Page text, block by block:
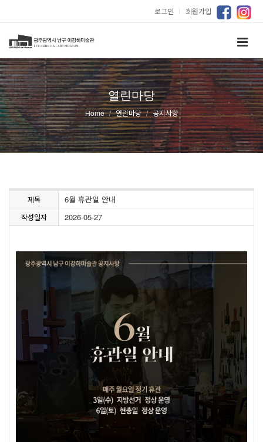
로그인 ｜ 회원가입
열린마당
Home 열린마당 공지사항
제목 6월 휴관일 안내
작성일자 2026-05-27